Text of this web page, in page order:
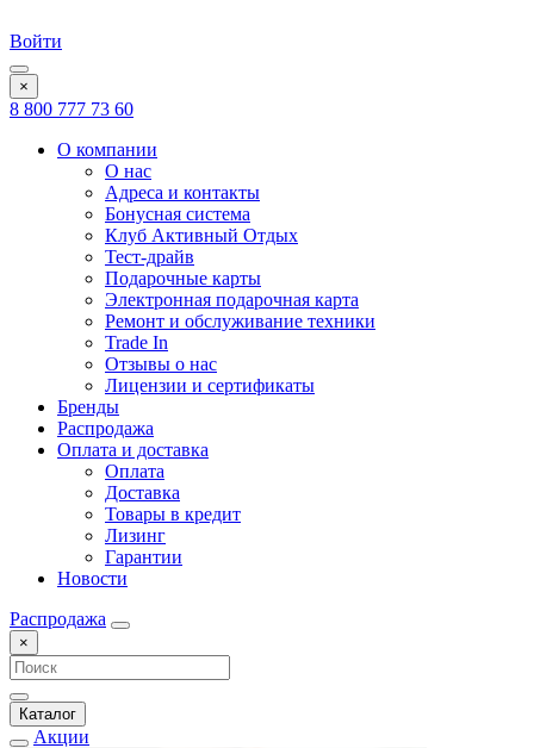
Войти
×
8 800 777 73 60
О компании
О нас
Адреса и контакты
Бонусная система
Клуб Активный Отдых
Тест-драйв
Подарочные карты
Электронная подарочная карта
Ремонт и обслуживание техники
Trade In
Отзывы о нас
Лицензии и сертификаты
Бренды
Распродажа
Оплата и доставка
Оплата
Доставка
Товары в кредит
Лизинг
Гарантии
Новости
Распродажа
×
Каталог
Акции